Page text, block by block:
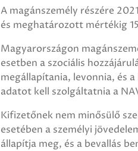
A magánszemély részére
és meghatározott mértékig
Magyarországon
esetben a szociális
megállapítania, levonnia, és
adatot kell szolgáltatnia a
Kifizetőnek nem minősülő
esetében a személyi
állapítja meg, és a bevallás